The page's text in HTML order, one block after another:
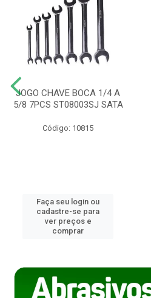
JOGO CHAVE BOCA 1/4 A
5/8 7PCS ST08003SJ SATA
Código: 10815
Faça seu login ou
cadastre-se para
ver preços e
comprar